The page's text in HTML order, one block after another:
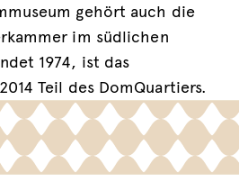
gehört auch die
im südlichen
1974, ist das
Teil des DomQuartiers.